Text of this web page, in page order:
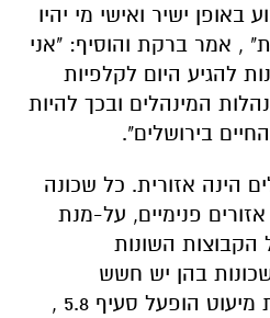
באופן ישיר ואישי מי יהיו
, אמר ברקת והוסיף: "אני
להגיע היום לקלפיות
המינהלים ובכך להיות
בירושלים".
הינה אזורית. כל שכונה
פנימיים, על-מנת
הקבוצות השונות
בהן יש חשש
מהשתלטות של קבוצות מיעוט הופעל סעיף 5.8 ,